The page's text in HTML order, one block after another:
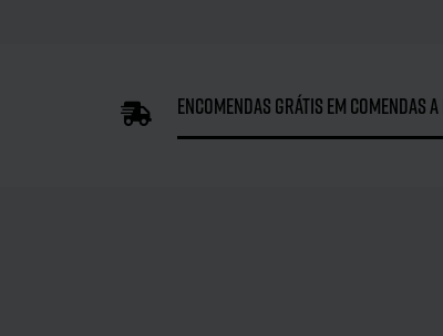
Encomendas grátis em comendas